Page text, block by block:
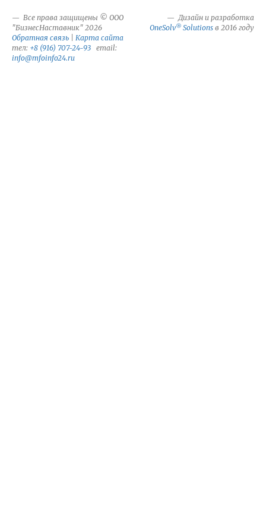
Все права защищены © ООО
"БизнесНаставник" 2026
Обратная связь
Карта сайта
тел: +8 (916) 707-24-93 email:
info@mfoinfo24.ru
Дизайн и разработка
OneSolv® Solutions в 2016 году